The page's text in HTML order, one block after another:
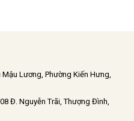
Lương, Phường Kiến Hưng,
Đ. Nguyễn Trãi, Thượng Đình,